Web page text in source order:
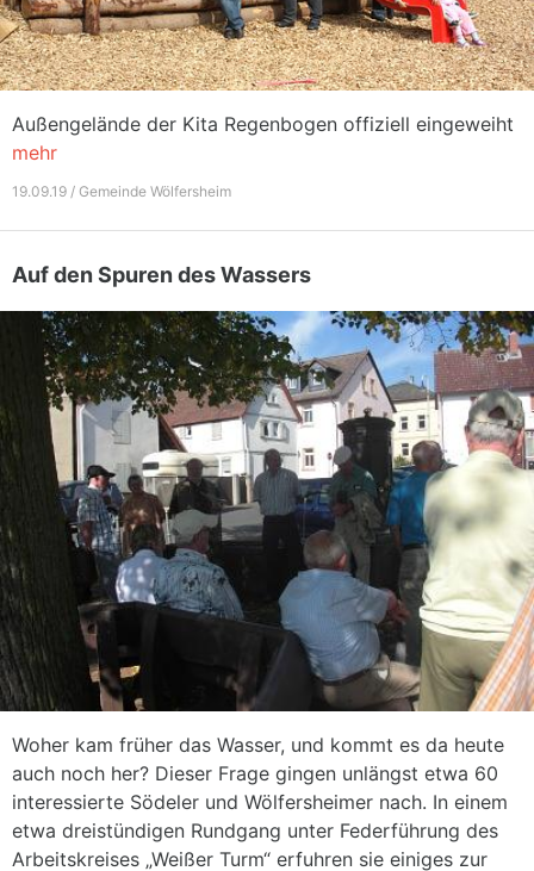
Außengelände der Kita Regenbogen offiziell eingeweiht
mehr
19.09.19 / Gemeinde Wölfersheim
Auf den Spuren des Wassers
Woher kam früher das Wasser, und kommt es da heute
auch noch her? Dieser Frage gingen unlängst etwa 60
interessierte Södeler und Wölfersheimer nach. In einem
etwa dreistündigen Rundgang unter Federführung des
Arbeitskreises „Weißer Turm“ erfuhren sie einiges zur